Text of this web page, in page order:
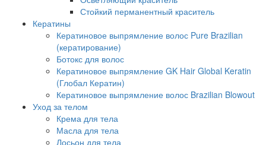
Стойкий перманентный краситель
Кератины
Кератиновое выпрямление волос Pure Brazilian
(кератирование)
Ботокс для волос
Кератиновое выпрямление GK Hair Global Keratin
(Глобал Кератин)
Кератиновое выпрямление волос Brazilian Blowout
Уход за телом
Крема для тела
Масла для тела
Лосьон для тела